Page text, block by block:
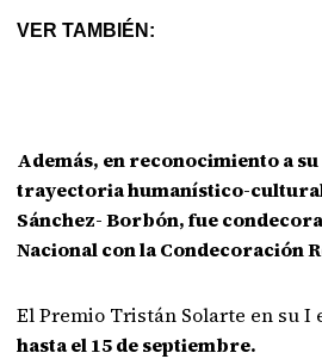
VER TAMBIÉN:
Además, en reconocimiento a
trayectoria humanístico-
Sánchez- Borbón, fue
Nacional con laCondecoración
El Premio Tristán Solarte en su
hasta el 15 de septiembre.